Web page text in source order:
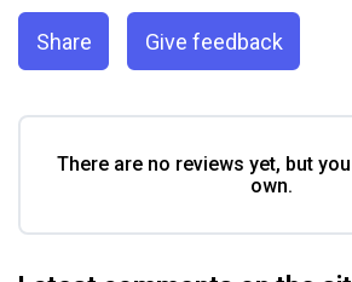
Share Give feedback
There are no reviews yet, but
own.